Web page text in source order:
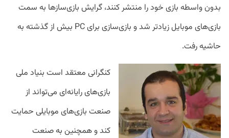
بدون واسطه بازی خود را منتشر کنند، گرایش بازی‌ساز‌ها به سمت
بازی‌های موبایل زیادتر شد و بازی‌سازی برای PC بیش از گذشته به
حاشیه رفت.
کنگرانی معتقد است بنیاد ملی
بازی‌های رایانه‌ای می‌تواند از
صنعت بازی‌های موبایلی حمایت
کند و همچنین به صنعت